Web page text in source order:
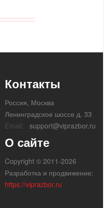
Контакты
Россия, Москва
Ленинградское шоссе д. 33
Email:
support@viprazbor.ru
О сайте
Copyright © 2011-2026
Разработка и продвижение:
https://viprazbor.ru